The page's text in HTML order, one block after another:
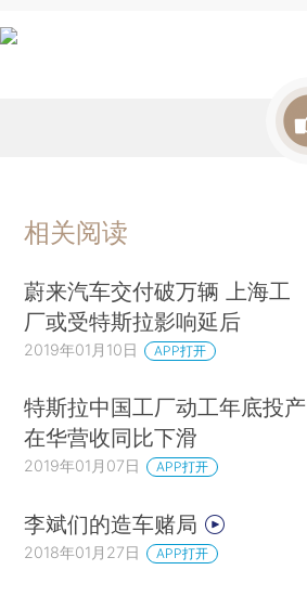
相关阅读
蔚来汽车交付破万辆 上海工
厂或受特斯拉影响延后
2019年01月10日 APP打开
特斯拉中国工厂动工年底投产
在华营收同比下滑
2019年01月07日 APP打开
李斌们的造车赌局
2018年01月27日 APP打开